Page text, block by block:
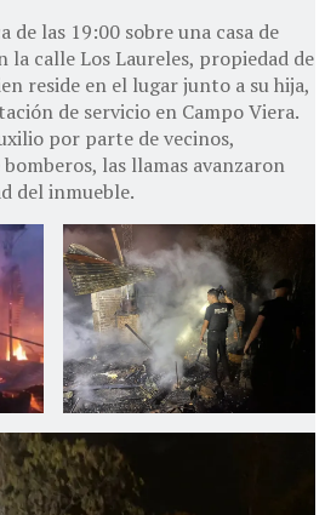
las 19:00 sobre una casa de
la calle Los Laureles, propiedad de
reside en el lugar junto a su hija,
de servicio en Campo Viera.
por parte de vecinos,
las llamas avanzaron
del inmueble.